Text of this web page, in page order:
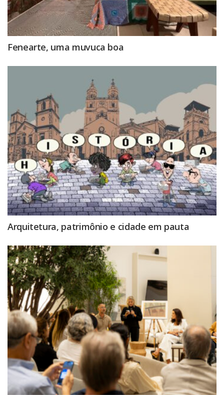
Fenearte, uma muvuca boa
Arquitetura, patrimônio e cidade em pauta